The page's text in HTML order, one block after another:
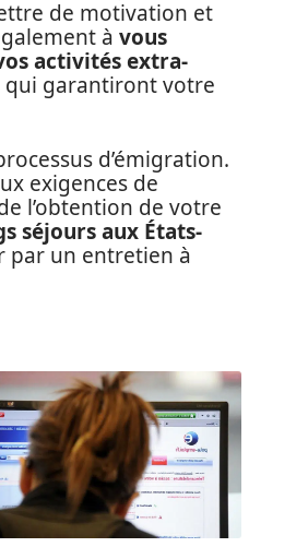
de motivation et
à vous
activités extra-
qui garantiront votre
d’émigration.
exigences de
l’obtention de votre
séjours aux États-
par un entretien à